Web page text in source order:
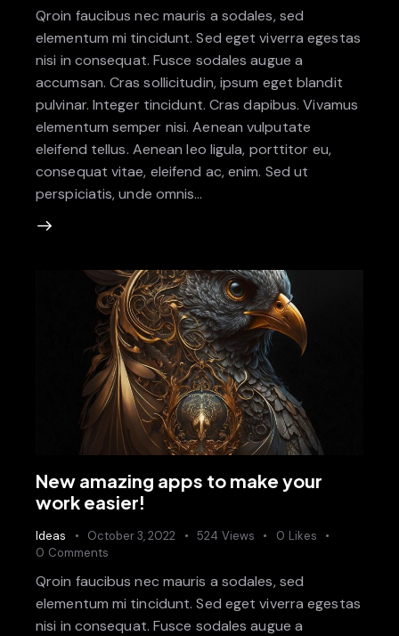
Qroin faucibus nec mauris a sodales, sed
elementum mi tincidunt. Sed eget viverra egestas
nisi in consequat. Fusce sodales augue a
accumsan. Cras sollicitudin, ipsum eget blandit
pulvinar. Integer tincidunt. Cras dapibus. Vivamus
elementum semper nisi. Aenean vulputate
eleifend tellus. Aenean leo ligula, porttitor eu,
consequat vitae, eleifend ac, enim. Sed ut
perspiciatis, unde omnis…
New amazing apps to make your
work easier!
Ideas October 3, 2022 524 Views 0 Likes
0 Comments
Qroin faucibus nec mauris a sodales, sed
elementum mi tincidunt. Sed eget viverra egestas
nisi in consequat. Fusce sodales augue a